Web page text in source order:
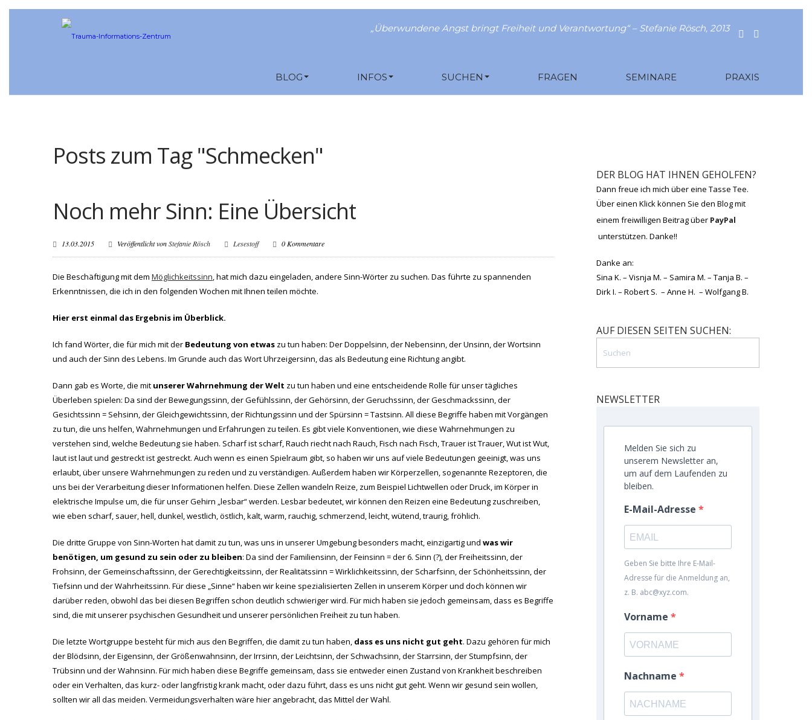
„Überwundene Angst bringt Freiheit und Verantwortung“ – Stefanie Rösch, 2013
BLOG INFOS SUCHEN FRAGEN SEMINARE PRAXIS
Posts zum Tag "Schmecken"
Noch mehr Sinn: Eine Übersicht
13.03.2015 Veröffentlicht vonStefanie Rösch Lesestoff 0 Kommentare
Die Beschäftigung mit dem Möglichkeitssinn, hat mich dazu eingeladen, andere Sinn-Wörter zu suchen. Das führte zu spannenden
Erkenntnissen, die ich in den folgenden Wochen mit Ihnen teilen möchte.
Hier erst einmal das Ergebnis im Überblick.
Ich fand Wörter, die für mich mit der Bedeutung von etwas zu tun haben: Der Doppelsinn, der Nebensinn, der Unsinn, der Wortsinn
und auch der Sinn des Lebens. Im Grunde auch das Wort Uhrzeigersinn, das als Bedeutung eine Richtung angibt.
Dann gab es Worte, die mit unserer Wahrnehmung der Welt zu tun haben und eine entscheidende Rolle für unser tägliches
Überleben spielen: Da sind der Bewegungssinn, der Gefühlssinn, der Gehörsinn, der Geruchssinn, der Geschmackssinn, der
Gesichtssinn = Sehsinn, der Gleichgewichtssinn, der Richtungssinn und der Spürsinn = Tastsinn. All diese Begriffe haben mit Vorgängen
zu tun, die uns helfen, Wahrnehmungen und Erfahrungen zu teilen. Es gibt viele Konventionen, wie diese Wahrnehmungen zu
verstehen sind, welche Bedeutung sie haben. Scharf ist scharf, Rauch riecht nach Rauch, Fisch nach Fisch, Trauer ist Trauer, Wut ist Wut,
laut ist laut und gestreckt ist gestreckt. Auch wenn es einen Spielraum gibt, so haben wir uns auf viele Bedeutungen geeinigt, was uns
erlaubt, über unsere Wahrnehmungen zu reden und zu verständigen. Außerdem haben wir Körperzellen, sogenannte Rezeptoren, die
uns bei der Verarbeitung dieser Informationen helfen. Diese Zellen wandeln Reize, zum Beispiel Lichtwellen oder Druck, im Körper in
elektrische Impulse um, die für unser Gehirn „lesbar“ werden. Lesbar bedeutet, wir können den Reizen eine Bedeutung zuschreiben,
wie eben scharf, sauer, hell, dunkel, westlich, östlich, kalt, warm, rauchig, schmerzend, leicht, wütend, traurig, fröhlich.
Die dritte Gruppe von Sinn-Worten hat damit zu tun, was uns in unserer Umgebung besonders macht, einzigartig und was wir
benötigen, um gesund zu sein oder zu bleiben: Da sind der Familiensinn, der Feinsinn = der 6. Sinn (?), der Freiheitssinn, der
Frohsinn, der Gemeinschaftssinn, der Gerechtigkeitssinn, der Realitätssinn = Wirklichkeitssinn, der Scharfsinn, der Schönheitssinn, der
Tiefsinn und der Wahrheitssinn. Für diese „Sinne“ haben wir keine spezialisierten Zellen in unserem Körper und doch können wir
darüber reden, obwohl das bei diesen Begriffen schon deutlich schwieriger wird. Für mich haben sie jedoch gemeinsam, dass es Begriffe
sind, die mit unserer psychischen Gesundheit und unserer persönlichen Freiheit zu tun haben.
Die letzte Wortgruppe besteht für mich aus den Begriffen, die damit zu tun haben, dass es uns nicht gut geht. Dazu gehören für mich
der Blödsinn, der Eigensinn, der Größenwahnsinn, der Irrsinn, der Leichtsinn, der Schwachsinn, der Starrsinn, der Stumpfsinn, der
Trübsinn und der Wahnsinn. Für mich haben diese Begriffe gemeinsam, dass sie entweder einen Zustand von Krankheit beschreiben
oder ein Verhalten, das kurz- oder langfristig krank macht, oder dazu führt, dass es uns nicht gut geht. Wenn wir gesund sein wollen,
sollten wir all das meiden. Vermeidungsverhalten wäre hier angebracht, das Mittel der Wahl.
DER BLOG HAT IHNEN GEHOLFEN?
Dann freue ich mich über eine Tasse Tee.
Über einen Klick können Sie den Blog mit
einem freiwilligen Beitrag über PayPal
unterstützen. Danke!!
Danke an:
Sina K. – Visnja M. – Samira M. – Tanja B. –
Dirk I. – Robert S. – Anne H. – Wolfgang B.
AUF DIESEN SEITEN SUCHEN:
NEWSLETTER
Melden Sie sich zu
unserem Newsletter an,
um auf dem Laufenden zu
bleiben.
E-Mail-Adresse
Geben Sie bitte Ihre E-Mail-
Adresse für die Anmeldung an,
z. B. abc@xyz.com.
Vorname
Nachname